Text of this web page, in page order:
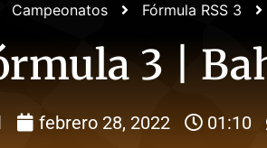
Campeonatos Fórmula RSS 3
3 |
febrero 28, 2022 01:10